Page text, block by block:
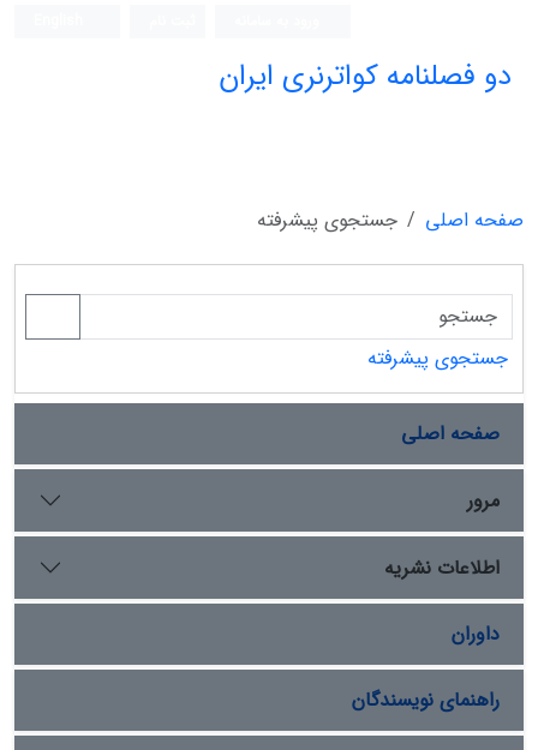
دو فصلنامه کواترنری ایران
صفحه اصلی جستجوی پیشرفته
جستجوی پیشرفته
صفحه اصلی
مرور
اطلاعات نشریه
داوران
راهنمای نویسندگان